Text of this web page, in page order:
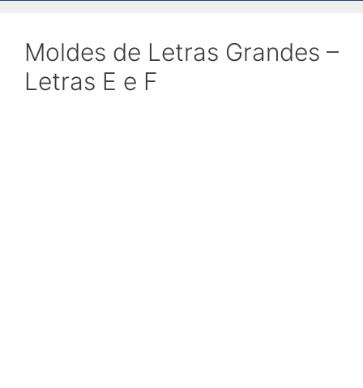
Moldes de Letras Grandes –
Letras E e F